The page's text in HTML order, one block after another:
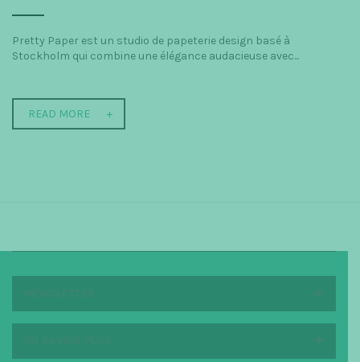
Pretty Paper est un studio de papeterie design basé à
Stockholm qui combine une élégance audacieuse avec...
READ MORE